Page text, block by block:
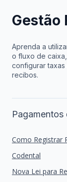
Gestão
Aprenda a
o fluxo de
configurar
recibos.
Como Registrar
Codental
Nova Lei para